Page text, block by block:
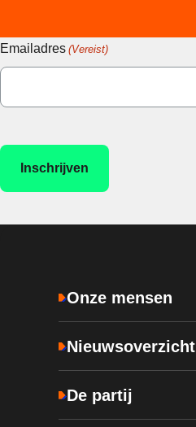
Emailadres (Vereist)
Onze mensen
Nieuwsoverzicht
De partij